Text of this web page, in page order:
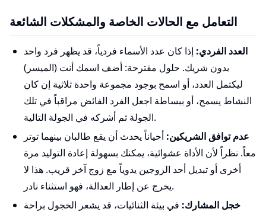
التعامل مع الحالات الخاصة والمشكلات الشائعة
العدد الفردي: إذا كان عدد الأسماء فردياً، قد يظهر فرد واحد
بدون شريك. حلول مقترحة: أضف اسمك أنت (الميسر)
ليكتمل العدد، أو اسمح بوجود مجموعة واحدة ثلاثية إن كان
النشاط يسمح، أو ببساطة اجعل الفرد الفائض مراقباً في تلك
الجولة ثم أشركه في الجولة التالية.
عدم توافق الشريكين: أحياناً يحدث أن يقع طالبان بينهما توتر
معاً. نظراً لأن الأداة عشوائية، يمكنك بسهولة إعادة التوليد مرة
أخرى أو تبديل أحد الزوجين يدوياً مع زوج آخر قريب. هذا لا
يخرج عن إطار العدالة، فهو استثناء نادر.
خجل المشارك: في بيئة الثنائيات، قد يشعر الخجول براحة